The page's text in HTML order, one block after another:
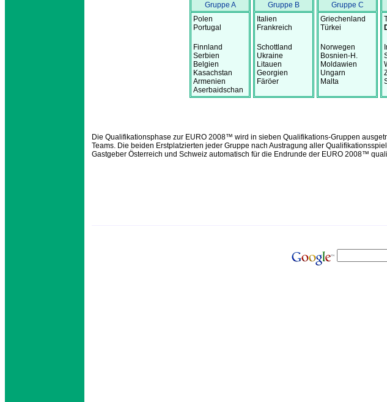
Gruppe A
Polen
Portugal
Finnland
Serbien
Belgien
Kasachstan
Armenien
Aserbaidschan
Gruppe B
Italien
Frankreich
Schottland
Ukraine
Litauen
Georgien
Färöer
Gruppe C
Griechenland
Türkei
Norwegen
Bosnien-H.
Moldawien
Ungarn
Malta
Die Qualifikationsphase zur EURO 2008™ wird in sieben Qualifikations-Gruppen
Teams. Die beiden Erstplatzierten jeder Gruppe nach Austragung aller
Gastgeber Österreich und Schweiz automatisch für die Endrunde der EURO 2008™